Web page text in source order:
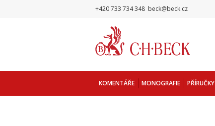
+420 733 734 348 beck@beck.cz
KOMENTÁŘE MONOGRAFIE PŘÍRUČKY